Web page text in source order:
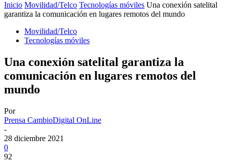
Inicio Movilidad/Telco Tecnologías móviles Una conexión satelital
garantiza la comunicación en lugares remotos del mundo
Movilidad/Telco
Tecnologías móviles
Una conexión satelital garantiza la
comunicación en lugares remotos del
mundo
Por
Prensa CambioDigital OnLine
-
28 diciembre 2021
0
92